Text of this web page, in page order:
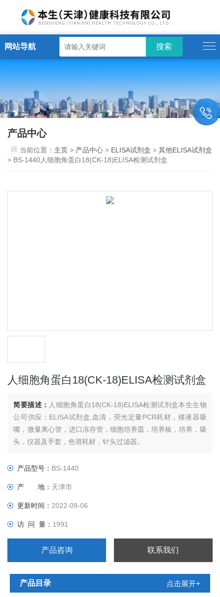
网站导航
产品中心
当前位置： 主页> 产品中心 > ELISA试剂盒 >其他ELISA试剂盒
> BS-1440人细胞角蛋白18(CK-18)ELISA检测试剂盒
人细胞角蛋白18(CK-18)ELISA检测试剂盒
简要描述： 人细胞角蛋白18(CK-18)ELISA检测试剂盒本生生物
公司供应：ELISA试剂盒,血清，荧光定量PCR耗材，移液器吸
嘴，微量离心管，进口冻存管，细胞培养皿，培养板，培养，吸
头，仪器及手套，色谱耗材，针头过滤器。
产品型号： BS-1440
产 地： 天津市
更新时间：2022-09-06
访 问 量： 1991
产品咨询 联系我们
产品目录 点击展开+